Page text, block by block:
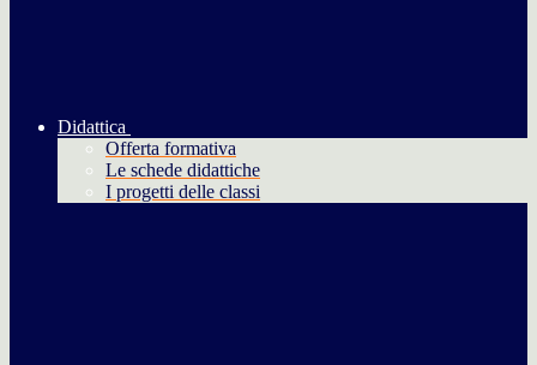
Didattica
Offerta formativa
Le schede didattiche
I progetti delle classi